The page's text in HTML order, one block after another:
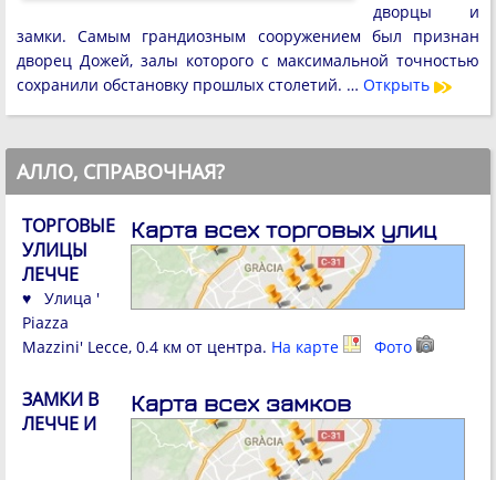
дворцы и
замки. Самым грандиозным сооружением был признан
дворец Дожей, залы которого с максимальной точностью
сохранили обстановку прошлых столетий. … Открыть
АЛЛО, СПРАВОЧНАЯ?
Карта всех торговых улиц
ТОРГОВЫЕ
УЛИЦЫ
ЛЕЧЧЕ
♥ Улица '
Piazza
Mazzini' Lecce, 0.4 км от центра. На карте Фото
Карта всех замков
ЗАМКИ В
ЛЕЧЧЕ И